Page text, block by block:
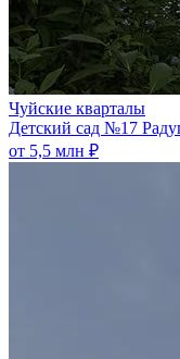
Чуйские кварталы
​Детский сад №17
от 5,5 млн ₽